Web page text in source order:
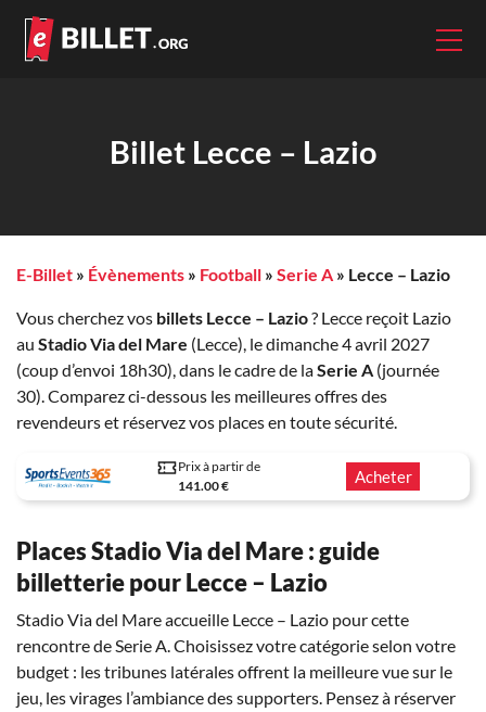
Billet Lecce – Lazio
E-Billet » Évènements » Football » Serie A » Lecce – Lazio
Vous cherchez vos billets Lecce – Lazio? Lecce reçoit Lazio
au Stadio Via del Mare (Lecce), le dimanche 4 avril 2027
(coup d’envoi 18h30), dans le cadre de laSerie A (journée
30). Comparez ci-dessous les meilleures offres des
revendeurs et réservez vos places en toute sécurité.
Prix à partir de
141.00 €
Acheter
Places Stadio Via del Mare : guide
billetterie pour Lecce – Lazio
Stadio Via del Mare accueille Lecce – Lazio pour cette
rencontre de Serie A. Choisissez votre catégorie selon votre
budget : les tribunes latérales offrent la meilleure vue sur le
jeu, les virages l’ambiance des supporters. Pensez à réserver